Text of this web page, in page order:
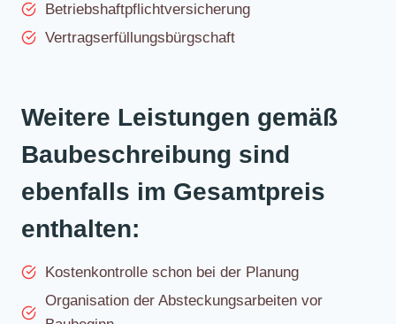
Betriebshaftpflichtversicherung
Vertragserfüllungsbürgschaft
Weitere Leistungen gemäß
Baubeschreibung sind
ebenfalls im Gesamtpreis
enthalten:
Kostenkontrolle schon bei der Planung
Organisation der Absteckungsarbeiten vor